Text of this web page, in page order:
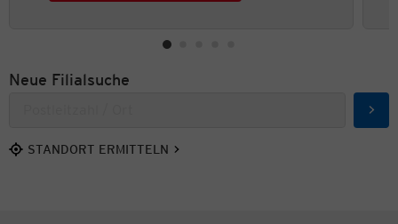
Neue Filialsuche
STANDORT ERMITTELN